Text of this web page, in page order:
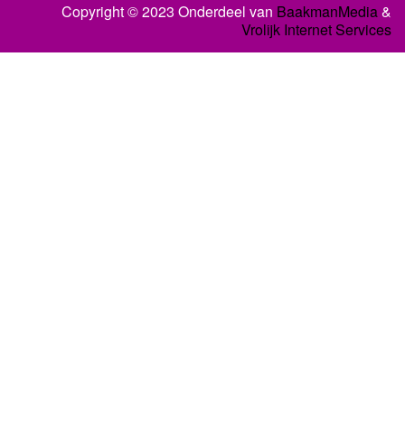
Copyright © 2023 Onderdeel van BaakmanMedia&
Vrolijk Internet Services